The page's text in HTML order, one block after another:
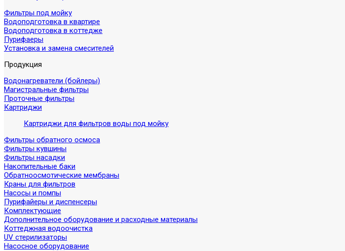
Фильтры под мойку
Водоподготовка в квартире
Водоподготовка в коттедже
Пурифаеры
Установка и замена смесителей
Продукция
Водонагреватели (бойлеры)
Магистральные фильтры
Проточные фильтры
Картриджи
Картриджи для фильтров воды под мойку
Фильтры обратного осмоса
Фильтры кувшины
Фильтры насадки
Накопительные баки
Обратноосмотические мембраны
Краны для фильтров
Насосы и помпы
Пурифайеры и диспенсеры
Комплектующие
Дополнительное оборудование и расходные материалы
Коттеджная водоочистка
UV стерилизаторы
Насосное оборудование